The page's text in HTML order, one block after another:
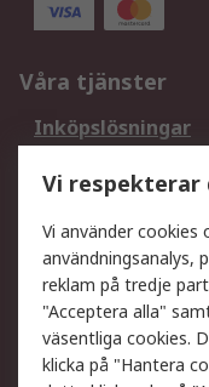
Våra tjänster
Inköpslösningar
DesignSpark
Ditt lokala
Support
Få hjälp
Leverans
Vi
Vi använder
användningsanalys,
reklam på tredje
"Acceptera alla"
väsentliga cookies.
klicka på "Hantera